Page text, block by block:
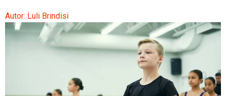
Autor: Luli Brindisi